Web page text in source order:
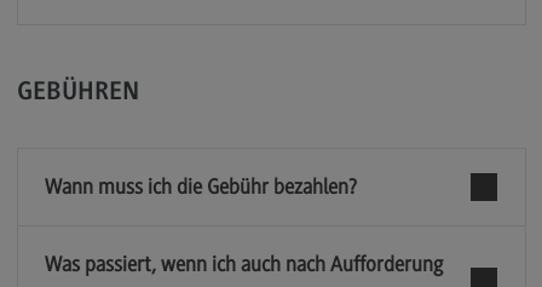
GEBÜHREN
Wann muss ich die Gebühr bezahlen?
Was passiert, wenn ich auch nach Aufforderung